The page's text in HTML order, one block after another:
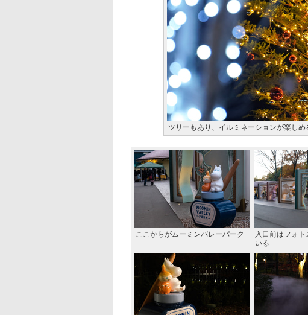
ツリーもあり、イルミネーションが楽しめ
ここからがムーミンバレーパーク
入口前はフォ
いる